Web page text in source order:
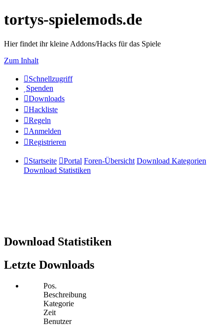
tortys-spielemods.de
Hier findet ihr kleine Addons/Hacks für das Spiele
Zum Inhalt
Schnellzugriff
Spenden
Downloads
Hackliste
Regeln
Anmelden
Registrieren
Startseite Portal Foren-Übersicht Download Kategorien
Download Statistiken
Download Statistiken
Letzte Downloads
Pos.
Beschreibung
Kategorie
Zeit
Benutzer